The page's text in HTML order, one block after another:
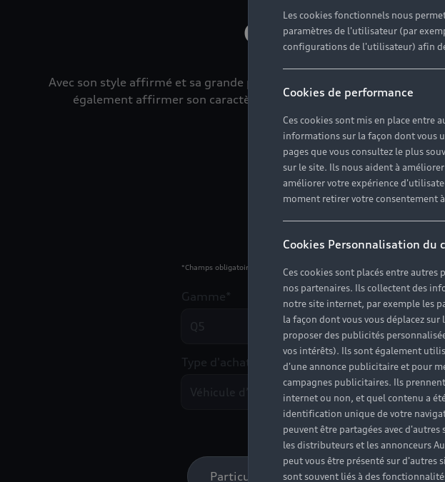
Avec son style affirmé et sa grande polyvalence, l’Audi Q5 s’impose
également affirmer son caractère racé sur la route. Dynamique, il
Veuillez remplir le formulaire
*Champs obligatoires
Gamme*
Q5
Type d'achat*
Véhicule d’occasion
Particulier Professionnel
Les cookies fonctionnels nous
paramètres de l'utilisateur (par
configurations de l'utilisateur) afin
Cookies de performance
Ces cookies sont mis en place entre
informations sur la façon dont vous
pages que vous consultez le plus
sur le site. Ils nous aident à
améliorer votre expérience
moment retirer votre consentement
Cookies Personnalisation du
Ces cookies sont placés entre
nos partenaires. Ils collectent des
notre site internet, par exemple les
la façon dont vous vous déplacez
proposer des publicités
vos intérêts). Ils sont également
d'une annonce publicitaire et pour
campagnes publicitaires. Ils
internet ou non, et quel contenu a
identification unique de votre
peuvent être partagées avec
les distributeurs et les annonceurs
peut vous être présenté sur d'autres
sont souvent liés à des